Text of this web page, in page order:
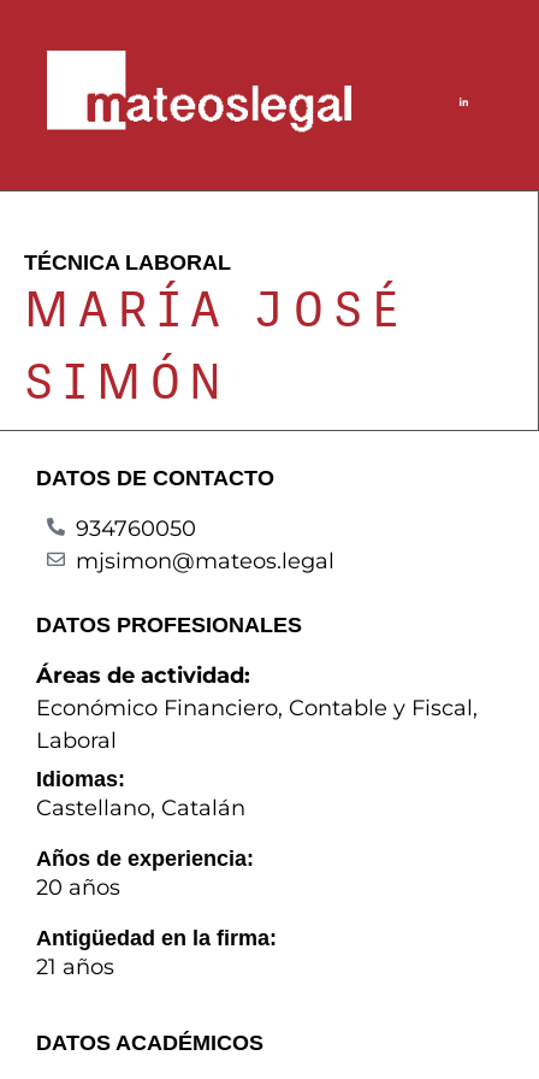
TÉCNICA LABORAL
MARÍA JOSÉ
SIMÓN
DATOS DE CONTACTO
934760050
mjsimon@mateos.legal
DATOS PROFESIONALES
Áreas de actividad:
Económico Financiero, Contable y Fiscal,
Laboral
Idiomas:
Castellano, Catalán
Años de experiencia:
20 años
Antigüedad en la firma:
21 años
DATOS ACADÉMICOS